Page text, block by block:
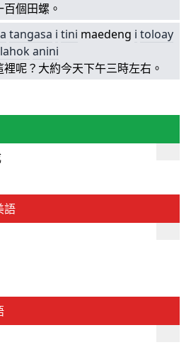
個田螺。
a tangasa i tini maedeng i toloay
lahok anini
呢？大約今天下午三時左右。
語